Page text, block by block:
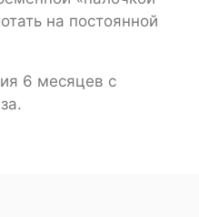
на постоянной
6 месяцев с